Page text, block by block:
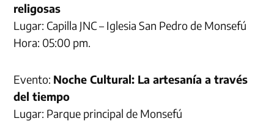
religosas
Lugar: Capilla JNC – Iglesia San Pedro de Monsefú
Hora: 05:00 pm.
Evento: Noche Cultural: La artesanía a través
del tiempo
Lugar: Parque principal de Monsefú